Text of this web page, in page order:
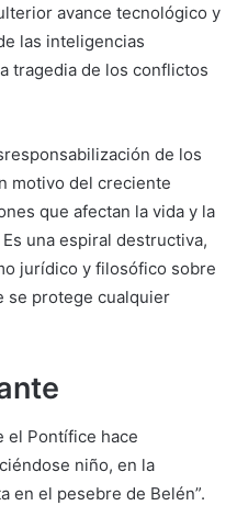
avance tecnológico y
las inteligencias
tragedia de los conflictos
de los
motivo del creciente
que afectan la vida y la
una espiral destructiva,
jurídico y filosófico sobre
se protege cualquier
el Pontífice hace
niño, en la
en el pesebre de Belén”.